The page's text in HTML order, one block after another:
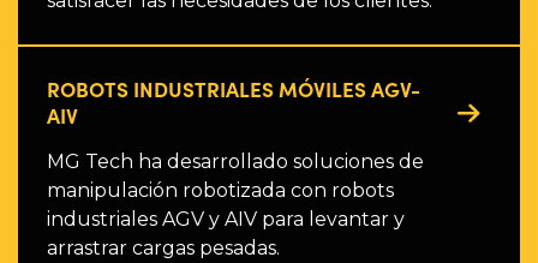
ROBOTS INDUSTRIALES MÓVILES AGV-
AIV
MG Tech ha desarrollado soluciones de
manipulación robotizada con robots
industriales AGV y AIV para levantar y
arrastrar cargas pesadas.